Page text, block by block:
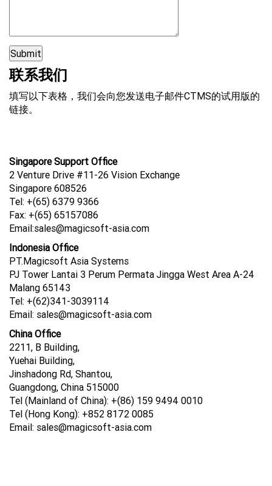
联系我们
填写以下表格，我们会向您发送电子邮件CTMS的试用版的
链接。
Singapore Support Office
2 Venture Drive #11-26 Vision Exchange
Singapore 608526
Tel: +(65) 6379 9366
Fax: +(65) 65157086
Email:sales@magicsoft-asia.com
Indonesia Office
PT.Magicsoft Asia Systems
PJ Tower Lantai 3 Perum Permata Jingga West Area A-24
Malang 65143
Tel: +(62)341-3039114
Email: sales@magicsoft-asia.com
China Office
2211, B Building,
Yuehai Building,
Jinshadong Rd, Shantou,
Guangdong, China 515000
Tel (Mainland of China): +(86) 159 9494 0010
Tel (Hong Kong): +852 8172 0085
Email: sales@magicsoft-asia.com